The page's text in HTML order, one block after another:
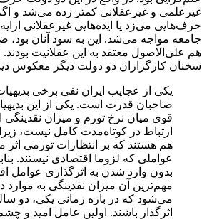
غیرعلمی و غیرعقلانی کمتر زده می‌شد و
حرف‌هایی می‌زد یا ایده‌هایی غیرعقلانی
جامعه مواجه می‌شد. این به سود آنان بود،
هم علی‌الاصول معتقد به این عقلانیت
سخنان کارگزاران دو دولت دیگر معکوس
یکی از عجایب ایران نفی برخی
صاحبان قدرت است. یکی از این
قوی میان نرخ تورم و میزان
ارتباط در کوتاه‌مدت کامل نیست،
هم هستند که بر انتظارات تورمی اثر
عواملی که لزوما اقتصادی نیستند.
بدون وارد شدن به اثرگذاری عوامل
مهم‌ترین آن میزان نقدینگی به موارد
می‌شود که در بازه زمانی یکی، دو
اثرگذار باشند. اولین عامل امید و